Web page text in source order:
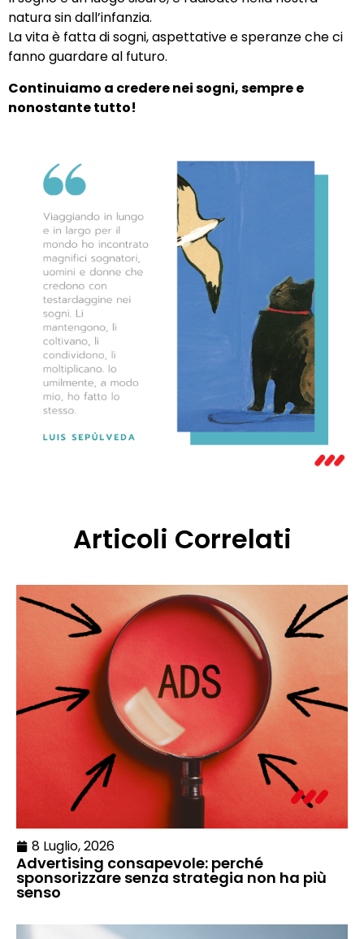
natura sin dall’infanzia.
La vita è fatta di sogni, aspettative e speranze che ci
fanno guardare al futuro.
Continuiamo a credere nei sogni, sempre e
nonostante tutto!
Articoli Correlati
8 Luglio, 2026
Advertising consapevole: perché
sponsorizzare senza strategia non ha più
senso